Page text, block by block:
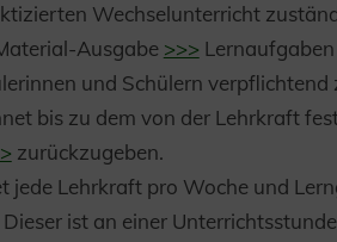
Wechselunterricht
Ausgabe >>>
und Schülern
bis zu dem von der Lehrkraft
zurückzugeben.
jede Lehrkraft pro Woche und
Dieser ist an einer